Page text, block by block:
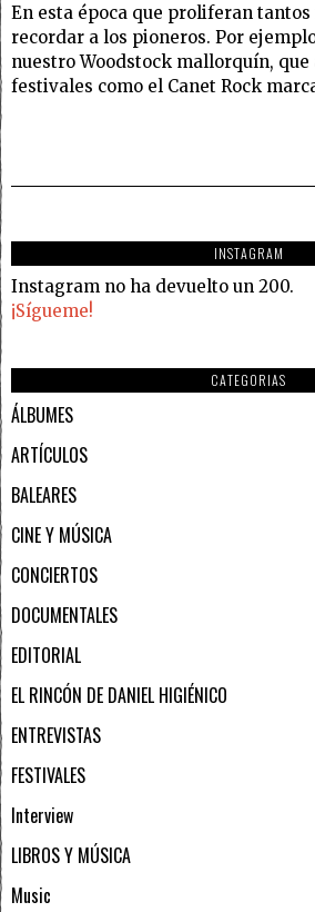
En esta época que proliferan
recordar a los pioneros. Por
nuestro Woodstock mallorquín,
festivales como el Canet Rock
INSTAGRAM
Instagram no ha devuelto un 200.
¡Sígueme!
CATEGORIAS
ÁLBUMES
ARTÍCULOS
BALEARES
CINE Y MÚSICA
CONCIERTOS
DOCUMENTALES
EDITORIAL
EL RINCÓN DE DANIEL HIGIÉNICO
ENTREVISTAS
FESTIVALES
Interview
LIBROS Y MÚSICA
Music